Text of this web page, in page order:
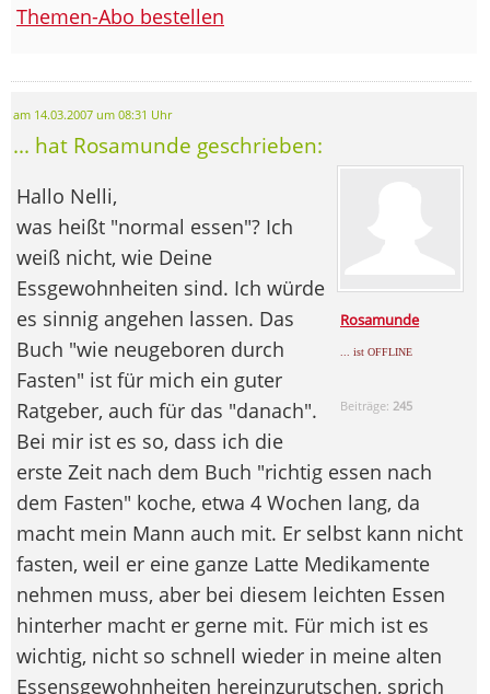
Themen-Abo bestellen
am 14.03.2007 um 08:31 Uhr
... hat Rosamunde geschrieben:
Rosamunde
... ist OFFLINE
Beiträge: 245
Hallo Nelli,
was heißt "normal essen"? Ich
weiß nicht, wie Deine
Essgewohnheiten sind. Ich würde
es sinnig angehen lassen. Das
Buch "wie neugeboren durch
Fasten" ist für mich ein guter
Ratgeber, auch für das "danach".
Bei mir ist es so, dass ich die
erste Zeit nach dem Buch "richtig essen nach
dem Fasten" koche, etwa 4 Wochen lang, da
macht mein Mann auch mit. Er selbst kann nicht
fasten, weil er eine ganze Latte Medikamente
nehmen muss, aber bei diesem leichten Essen
hinterher macht er gerne mit. Für mich ist es
wichtig, nicht so schnell wieder in meine alten
Essensgewohnheiten hereinzurutschen, sprich